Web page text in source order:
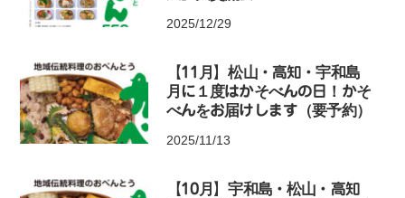
2025/12/29
【11月】松山・高知・宇和島
月に１度はかそべんの日！かそ
べんをお届けします（要予約）
2025/11/13
【10月】宇和島・松山・高知